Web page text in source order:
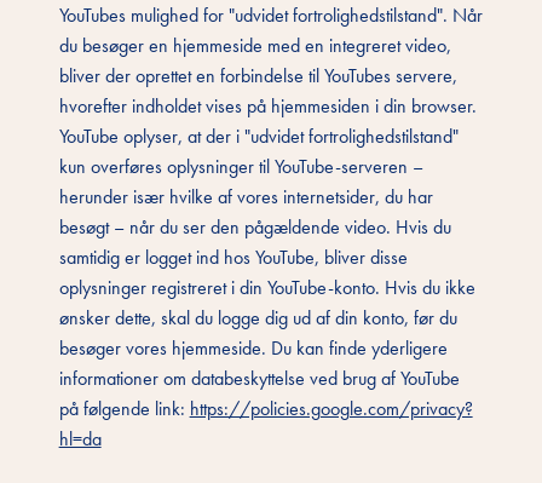
YouTubes mulighed for "udvidet fortrolighedstilstand". Når
du besøger en hjemmeside med en integreret video,
bliver der oprettet en forbindelse til YouTubes servere,
hvorefter indholdet vises på hjemmesiden i din browser.
YouTube oplyser, at der i "udvidet fortrolighedstilstand"
kun overføres oplysninger til YouTube-serveren –
herunder især hvilke af vores internetsider, du har
besøgt – når du ser den pågældende video. Hvis du
samtidig er logget ind hos YouTube, bliver disse
oplysninger registreret i din YouTube-konto. Hvis du ikke
ønsker dette, skal du logge dig ud af din konto, før du
besøger vores hjemmeside. Du kan finde yderligere
informationer om databeskyttelse ved brug af YouTube
på følgende link: https://policies.google.com/privacy?
hl=da